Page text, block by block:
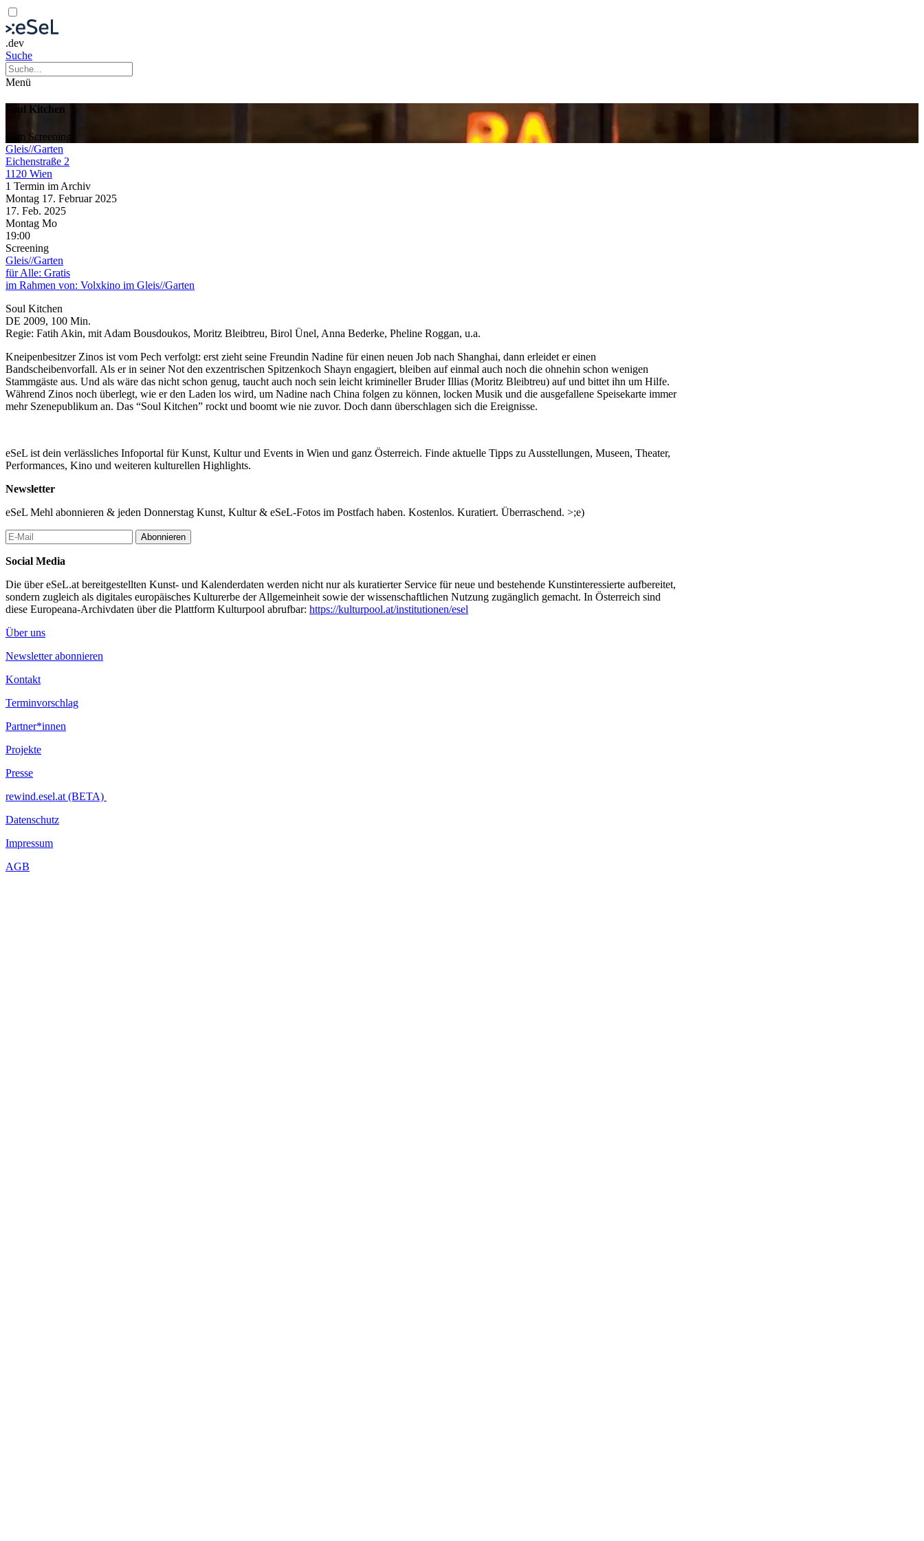
.dev
Suche
Menü
Soul Kitchen
Film Screening
Gleis//Garten
Eichenstraße 2
1120 Wien
1 Termin im Archiv
Montag 17. Februar 2025
17. Feb. 2025
Montag Mo
19:00
Screening
Gleis//Garten
für Alle: Gratis
im Rahmen von: Volxkino im Gleis//Garten
Soul Kitchen
DE 2009, 100 Min.
Regie: Fatih Akin, mit Adam Bousdoukos, Moritz Bleibtreu, Birol Ünel, Anna Bederke, Pheline Roggan, u.a.
Kneipenbesitzer Zinos ist vom Pech verfolgt: erst zieht seine Freundin Nadine für einen neuen Job nach Shanghai, dann erleidet er einen
Bandscheibenvorfall. Als er in seiner Not den exzentrischen Spitzenkoch Shayn engagiert, bleiben auf einmal auch noch die ohnehin schon wenigen
Stammgäste aus. Und als wäre das nicht schon genug, taucht auch noch sein leicht krimineller Bruder Illias (Moritz Bleibtreu) auf und bittet ihn um Hilfe.
Während Zinos noch überlegt, wie er den Laden los wird, um Nadine nach China folgen zu können, locken Musik und die ausgefallene Speisekarte immer
mehr Szenepublikum an. Das “Soul Kitchen” rockt und boomt wie nie zuvor. Doch dann überschlagen sich die Ereignisse.
eSeL ist dein verlässliches Infoportal für Kunst, Kultur und Events in Wien und ganz Österreich. Finde aktuelle Tipps zu Ausstellungen, Museen, Theater,
Performances, Kino und weiteren kulturellen Highlights.
Newsletter
eSeL Mehl abonnieren & jeden Donnerstag Kunst, Kultur & eSeL-Fotos im Postfach haben. Kostenlos. Kuratiert. Überraschend. >;e)
Abonnieren
Social Media
Die über eSeL.at bereitgestellten Kunst- und Kalenderdaten werden nicht nur als kuratierter Service für neue und bestehende Kunstinteressierte aufbereitet,
sondern zugleich als digitales europäisches Kulturerbe der Allgemeinheit sowie der wissenschaftlichen Nutzung zugänglich gemacht. In Österreich sind
diese Europeana-Archivdaten über die Plattform Kulturpool abrufbar: https://kulturpool.at/institutionen/esel
Über uns
Newsletter abonnieren
Kontakt
Terminvorschlag
Partner*innen
Projekte
Presse
rewind.esel.at (BETA)
Datenschutz
Impressum
AGB